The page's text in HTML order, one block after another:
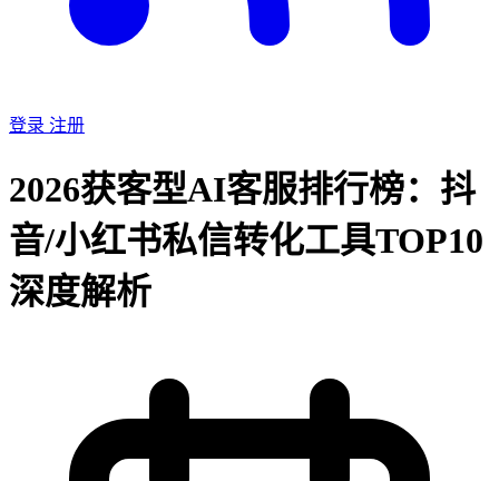
登录 注册
2026获客型AI客服排行榜：抖
音/小红书私信转化工具TOP10
深度解析